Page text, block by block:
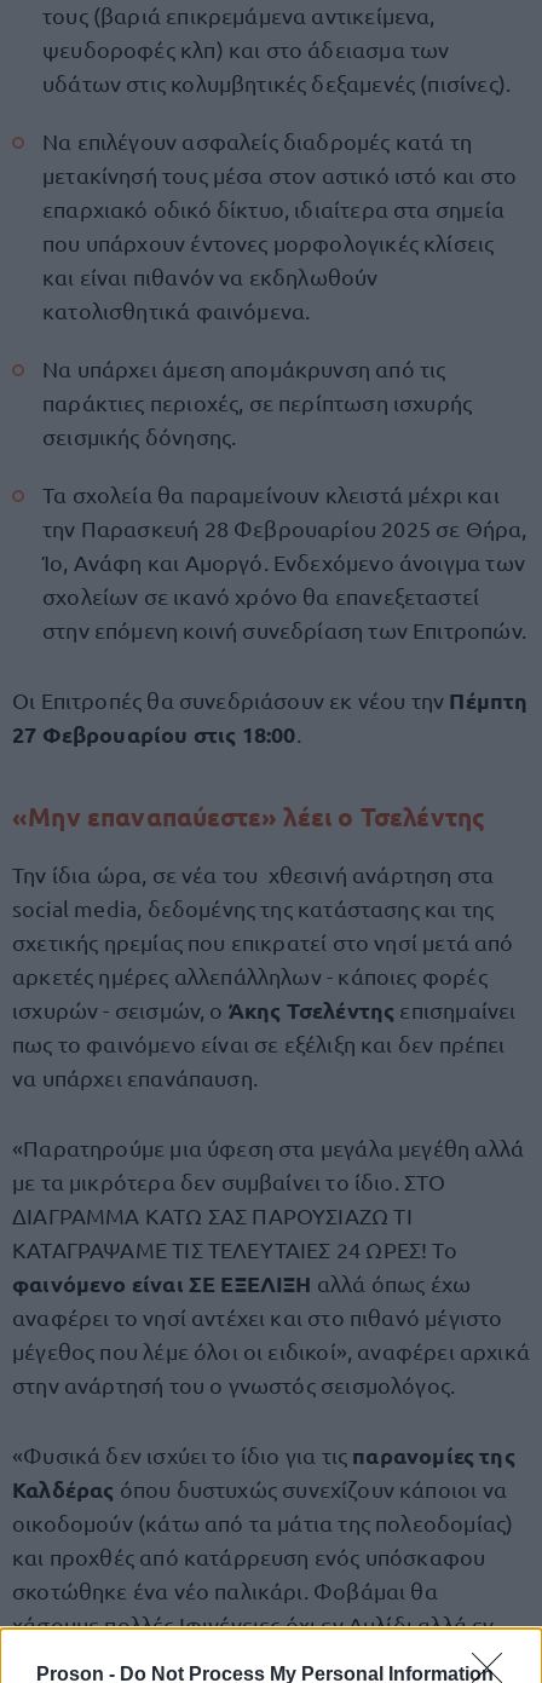
Proson - Do Not Process My Personal Information
τους (βαριά επικρεμάμενα αντικείμενα,
ψευδοροφές κλπ) και στο άδειασμα των
υδάτων στις κολυμβητικές δεξαμενές (πισίνες).
Να επιλέγουν ασφαλείς διαδρομές κατά τη
μετακίνησή τους μέσα στον αστικό ιστό και στο
επαρχιακό οδικό δίκτυο, ιδιαίτερα στα σημεία
που υπάρχουν έντονες μορφολογικές κλίσεις
και είναι πιθανόν να εκδηλωθούν
κατολισθητικά φαινόμενα.
Να υπάρχει άμεση απομάκρυνση από τις
παράκτιες περιοχές, σε περίπτωση ισχυρής
σεισμικής δόνησης.
Τα σχολεία θα παραμείνουν κλειστά μέχρι και
την Παρασκευή 28 Φεβρουαρίου 2025 σε Θήρα,
Ίο, Ανάφη και Αμοργό. Ενδεχόμενο άνοιγμα των
σχολείων σε ικανό χρόνο θα επανεξεταστεί
στην επόμενη κοινή συνεδρίαση των Επιτροπών.
Οι Επιτροπές θα συνεδριάσουν εκ νέου την Πέμπτη
27 Φεβρουαρίου στις 18:00
«Μην επαναπαύεστε» λέει ο Τσελέντης
Την ίδια ώρα, σε νέα του χθεσινή ανάρτηση στα
social media, δεδομένης της κατάστασης και της
σχετικής ηρεμίας που επικρατεί στο νησί μετά από
αρκετές ημέρες αλλεπάλληλων - κάποιες φορές
ισχυρών - σεισμών, ο Άκης Τσελέντης επισημαίνει
πως το φαινόμενο είναι σε εξέλιξη και δεν πρέπει
να υπάρχει επανάπαυση.
«Παρατηρούμε μια ύφεση στα μεγάλα μεγέθη αλλά
με τα μικρότερα δεν συμβαίνει το ίδιο. ΣΤΟ
ΔΙΑΓΡΑΜΜΑ ΚΑΤΩ ΣΑΣ ΠΑΡΟΥΣΙΑΖΩ ΤΙ
ΚΑΤΑΓΡΑΨΑΜΕ ΤΙΣ ΤΕΛΕΥΤΑΙΕΣ 24 ΩΡΕΣ! Το
φαινόμενο είναι ΣΕ ΕΞΕΛΙΞΗ αλλά όπως έχω
αναφέρει το νησί αντέχει και στο πιθανό μέγιστο
μέγεθος που λέμε όλοι οι ειδικοί», αναφέρει αρχικά
στην ανάρτησή του ο γνωστός σεισμολόγος.
«Φυσικά δεν ισχύει το ίδιο για τις παρανομίες της
Καλδέρας όπου δυστυχώς συνεχίζουν κάποιοι να
οικοδομούν (κάτω από τα μάτια της πολεοδομίας)
και προχθές από κατάρρευση ενός υπόσκαφου
σκοτώθηκε ένα νέο παλικάρι. Φοβάμαι θα
χάσουμε πολλές Ιφιγένειες όχι εν Αυλίδι αλλά εν